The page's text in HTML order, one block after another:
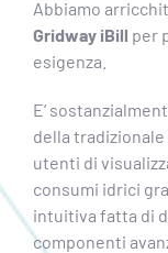
Abbiamo
Gridway iBill per
esigenza.
E’
della
utenti di
consumi idrici
intuitiva fatta di
componenti